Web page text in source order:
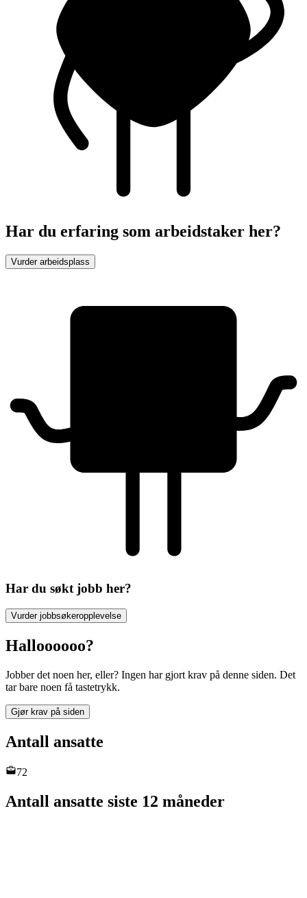
Har du erfaring som arbeidstaker her?
Vurder arbeidsplass
Har du søkt jobb her?
Vurder jobbsøkeropplevelse
Halloooooo?
Jobber det noen her, eller? Ingen har gjort krav på denne siden. Det
tar bare noen få tastetrykk.
Gjør krav på siden
Antall ansatte
72
Antall ansatte siste 12 måneder